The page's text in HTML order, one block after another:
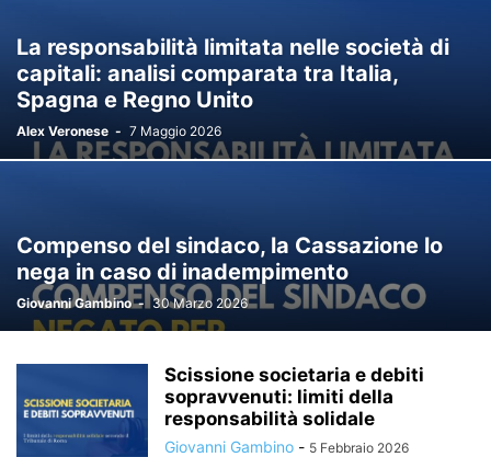
La responsabilità limitata nelle società di
capitali: analisi comparata tra Italia,
Spagna e Regno Unito
Alex Veronese - 7 Maggio 2026
Compenso del sindaco, la Cassazione lo
nega in caso di inadempimento
Giovanni Gambino - 30 Marzo 2026
Scissione societaria e debiti
sopravvenuti: limiti della
responsabilità solidale
Giovanni Gambino - 5 Febbraio 2026